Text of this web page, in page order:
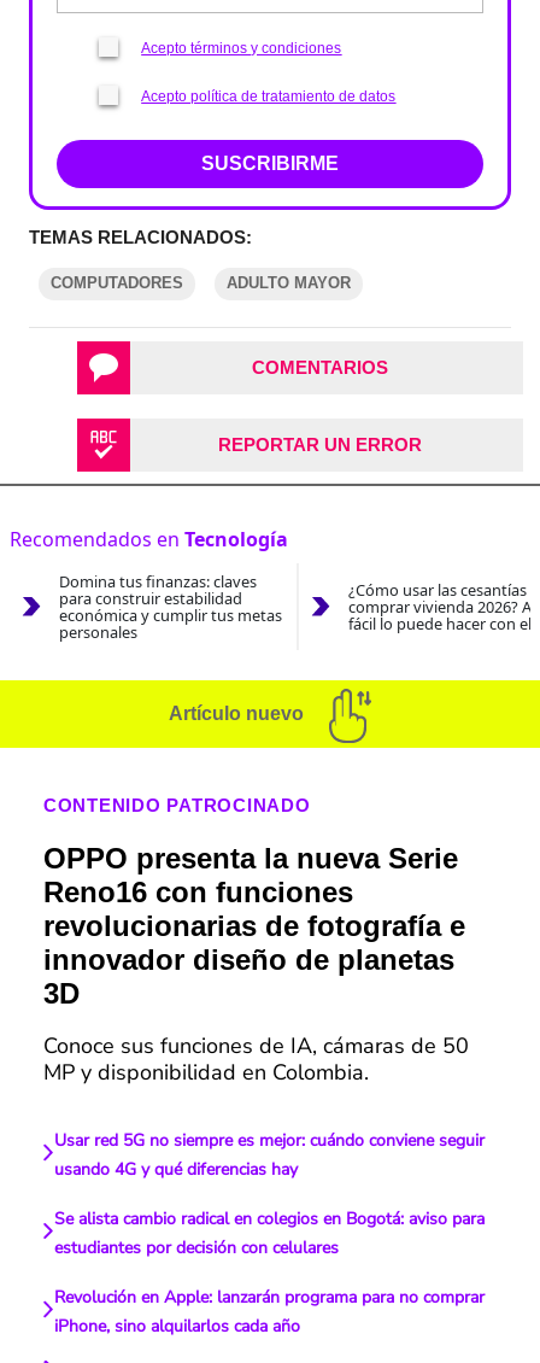
Acepto términos y condiciones
Acepto política de tratamiento de datos
SUSCRIBIRME
TEMAS RELACIONADOS:
COMPUTADORES ADULTO MAYOR
COMENTARIOS
REPORTAR UN ERROR
Recomendados en Tecnología
Domina tus finanzas: claves
para construir estabilidad
económica y cumplir tus metas
personales
¿Cómo usar las cesantías
comprar vivienda 2026?
fácil lo puede hacer con el
Artículo nuevo
CONTENIDO PATROCINADO
OPPO presenta la nueva Serie
Reno16 con funciones
revolucionarias de fotografía e
innovador diseño de planetas
3D
Conoce sus funciones de IA, cámaras de 50
MP y disponibilidad en Colombia.
Usar red 5G no siempre es mejor: cuándo conviene seguir
usando 4G y qué diferencias hay
Se alista cambio radical en colegios en Bogotá: aviso para
estudiantes por decisión con celulares
Revolución en Apple: lanzarán programa para no comprar
iPhone, sino alquilarlos cada año